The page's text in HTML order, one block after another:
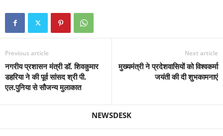
Previous article
नगरीय प्रशासन मंत्री डॉ. शिवकुमार
डहरिया ने की पूर्व सांसद श्री पी.
एल.पुनिया से सौजन्य मुलाकात
Next article
मुख्यमंत्री ने प्रदेशवासियों को विश्वकर्मा
जयंती की दी शुभकामनाएं
NEWSDESK